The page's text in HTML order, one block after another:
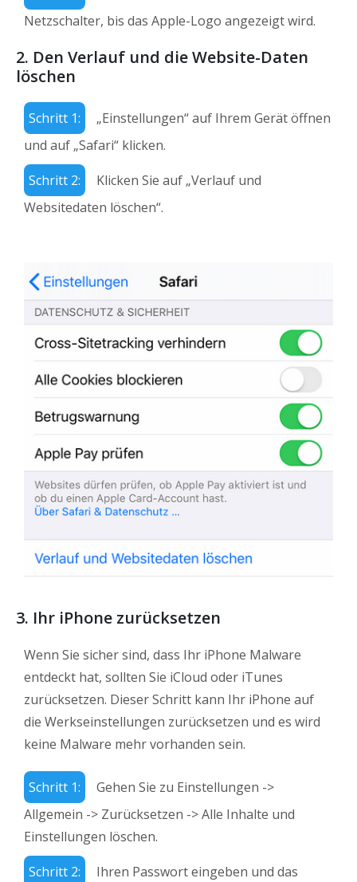
Netzschalter, bis das Apple-Logo angezeigt wird.
2. Den Verlauf und die Website-Daten
löschen
Schritt 1:
„Einstellungen“ auf Ihrem Gerät öffnen
und auf „Safari“ klicken.
Schritt 2:
Klicken Sie auf „Verlauf und
Websitedaten löschen“.
3. Ihr iPhone zurücksetzen
Wenn Sie sicher sind, dass Ihr iPhone Malware
entdeckt hat, sollten Sie iCloud oder iTunes
zurücksetzen. Dieser Schritt kann Ihr iPhone auf
die Werkseinstellungen zurücksetzen und es wird
keine Malware mehr vorhanden sein.
Schritt 1:
Gehen Sie zu Einstellungen ->
Allgemein -> Zurücksetzen -> Alle Inhalte und
Einstellungen löschen.
Schritt 2:
Ihren Passwort eingeben und das